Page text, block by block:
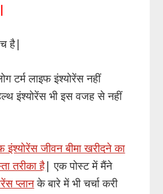
है|
टर्म लाइफ इंश्योरेंस नहीं
इंश्योरेंस भी इस वजह से नहीं
इंश्योरेंस जीवन बीमा खरीदने का
तरीका है| एक पोस्ट में मैंने
प्लानके बारे में भी चर्चा करी